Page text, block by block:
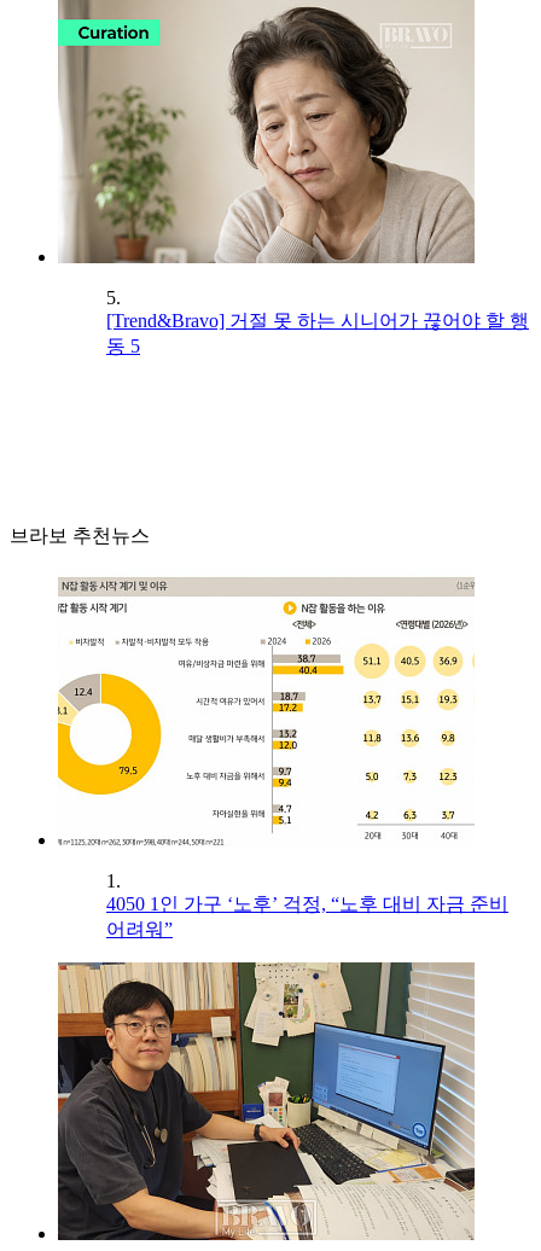
5.
[Trend&Bravo] 거절 못 하는 시니어가 끊어야 할 행
동 5
브라보 추천뉴스
1.
4050 1인 가구 ‘노후’ 걱정, “노후 대비 자금 준비
어려워”